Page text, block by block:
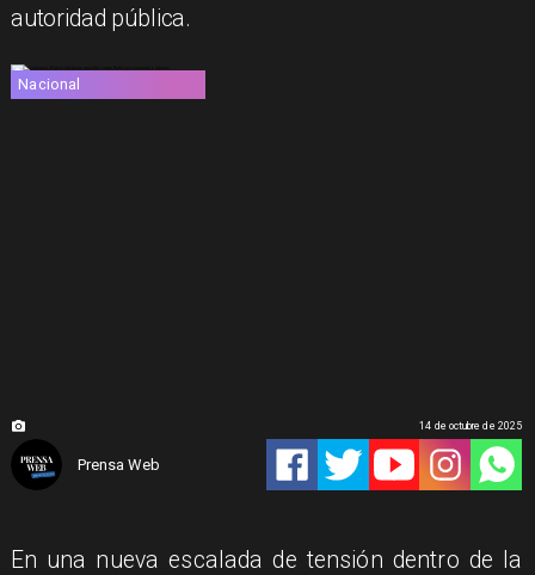
autoridad pública.
Nacional
Prensa Web
14 de octubre de 2025
En una nueva escalada de tensión dentro de la